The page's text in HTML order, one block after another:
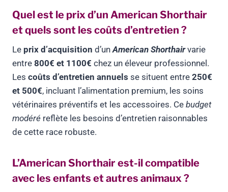
Quel est le prix d’un American Shorthair
et quels sont les coûts d’entretien ?
Le prix d’acquisition d’unAmerican Shorthairvarie
entre 800€ et 1100€ chez un éleveur professionnel.
Les coûts d’entretien annuels se situent entre 250€
et 500€, incluant l’alimentation premium, les soins
vétérinaires préventifs et les accessoires. Ce budget
modéré reflète les besoins d’entretien raisonnables
de cette race robuste.
L’American Shorthair est-il compatible
avec les enfants et autres animaux ?